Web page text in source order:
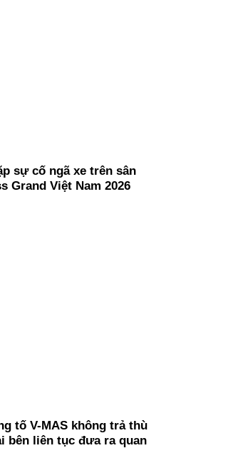
sự cố ngã xe trên sân
Grand Việt Nam 2026
tố V-MAS không trả thù
bên liên tục đưa ra quan